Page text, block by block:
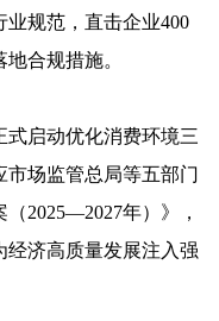
业规范，直击企业400
合规措施。
式启动优化消费环境三
场监管总局等五部门
2025—2027年）》，
济高质量发展注入强